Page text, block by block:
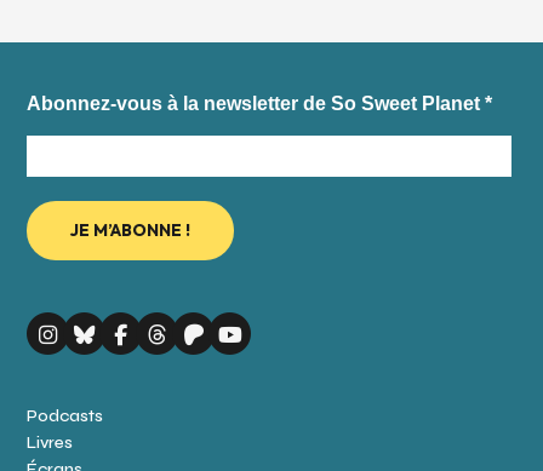
Abonnez-vous à la newsletter de So Sweet Planet*
Podcasts
Livres